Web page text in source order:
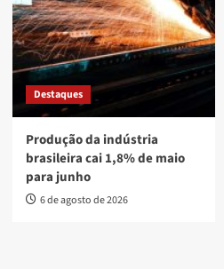
Destaques
Produção da indústria
brasileira cai 1,8% de maio
para junho
6 de agosto de 2026